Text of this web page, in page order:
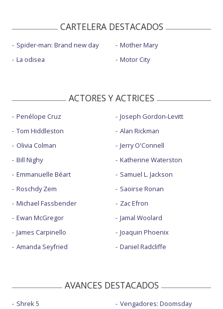
CARTELERA DESTACADOS
Spider-man: Brand new day
La odisea
Mother Mary
Motor City
ACTORES Y ACTRICES
Penélope Cruz
Tom Hiddleston
Olivia Colman
Bill Nighy
Emmanuelle Béart
Roschdy Zem
Michael Fassbender
Ewan McGregor
James Carpinello
Amanda Seyfried
Joseph Gordon-Levitt
Alan Rickman
Jerry O'Connell
Katherine Waterston
Samuel L. Jackson
Saoirse Ronan
Zac Efron
Jamal Woolard
Joaquin Phoenix
Daniel Radcliffe
AVANCES DESTACADOS
Shrek 5
Vengadores: Doomsday